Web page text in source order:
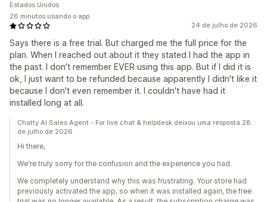
24 de julho de 2026
Says there is a free trial. But charged me the full price for the
plan. When I reached out about it they stated I had the app in
the past. I don't remember EVER using this app. But if I did it is
ok, I just want to be refunded because apparently I didn't like it
because I don't even remember it. I couldn't have had it
installed long at all.
Estados Unidos
26 minutos usando o app
Chatty AI Sales Agent - For live chat & helpdesk deixou uma resposta 28
de julho de 2026
Hi there,
We're truly sorry for the confusion and the experience you had.
We completely understand why this was frustrating. Your store had
previously activated the app, so when it was installed again, the free